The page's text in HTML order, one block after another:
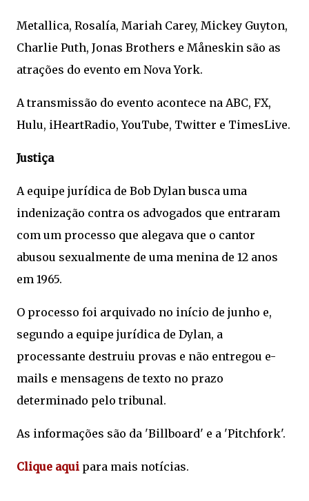
Metallica, Rosalía, Mariah Carey, Mickey Guyton,
Charlie Puth, Jonas Brothers e Måneskin são as
atrações do evento em Nova York.
A transmissão do evento acontece na ABC, FX,
Hulu, iHeartRadio, YouTube, Twitter e TimesLive.
Justiça
A equipe jurídica de Bob Dylan busca uma
indenização contra os advogados que entraram
com um processo que alegava que o cantor
abusou sexualmente de uma menina de 12 anos
em 1965.
O processo foi arquivado no início de junho e,
segundo a equipe jurídica de Dylan, a
processante destruiu provas e não entregou e-
mails e mensagens de texto no prazo
determinado pelo tribunal.
As informações são da 'Billboard' e a 'Pitchfork'.
Clique aqui para mais notícias.